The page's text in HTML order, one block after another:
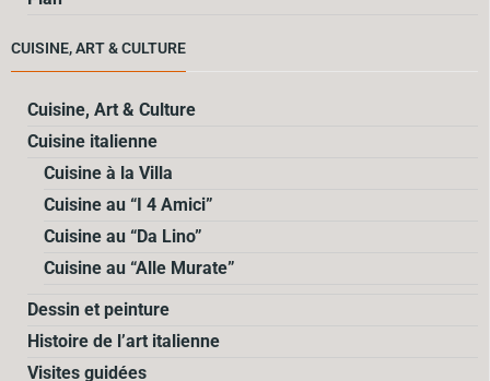
CUISINE, ART & CULTURE
Cuisine, Art & Culture
Cuisine italienne
Cuisine à la Villa
Cuisine au “I 4 Amici”
Cuisine au “Da Lino”
Cuisine au “Alle Murate”
Dessin et peinture
Histoire de l’art italienne
Visites guidées